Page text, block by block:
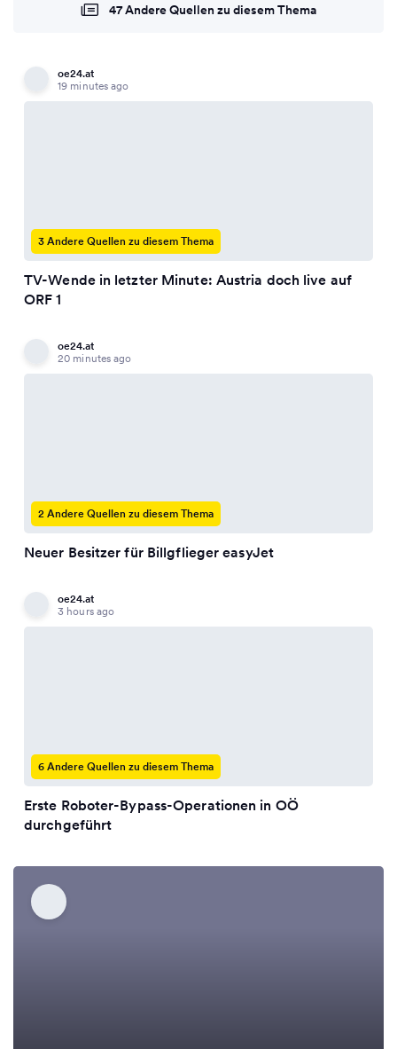
47 Andere Quellen zu diesem Thema
oe24.at
19 minutes ago
3 Andere Quellen zu diesem Thema
TV-Wende in letzter Minute: Austria doch live auf
ORF 1
oe24.at
20 minutes ago
2 Andere Quellen zu diesem Thema
Neuer Besitzer für Billgflieger easyJet
oe24.at
3 hours ago
6 Andere Quellen zu diesem Thema
Erste Roboter-Bypass-Operationen in OÖ
durchgeführt